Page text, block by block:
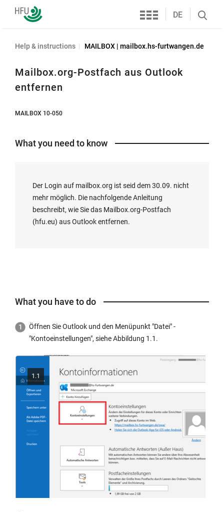
Furtwangen
University
Services
DE
Search
Help & instructions MAILBOX | mailbox.hs-furtwangen.de
Mailbox.org-Postfach aus Outlook
entfernen
MAILBOX 10-050
What you need to know
Der Login auf mailbox.org ist seid dem 30.09. nicht
mehr möglich. Die nachfolgende Anleitung
beschreibt, wie Sie das Mailbox.org-Postfach
(hfu.eu) aus Outlook entfernen.
What you have to do
Öffnen Sie Outlook und den Menüpunkt "Datei" -
"Kontoeinstellungen", siehe Abbildung 1.1.
1.1